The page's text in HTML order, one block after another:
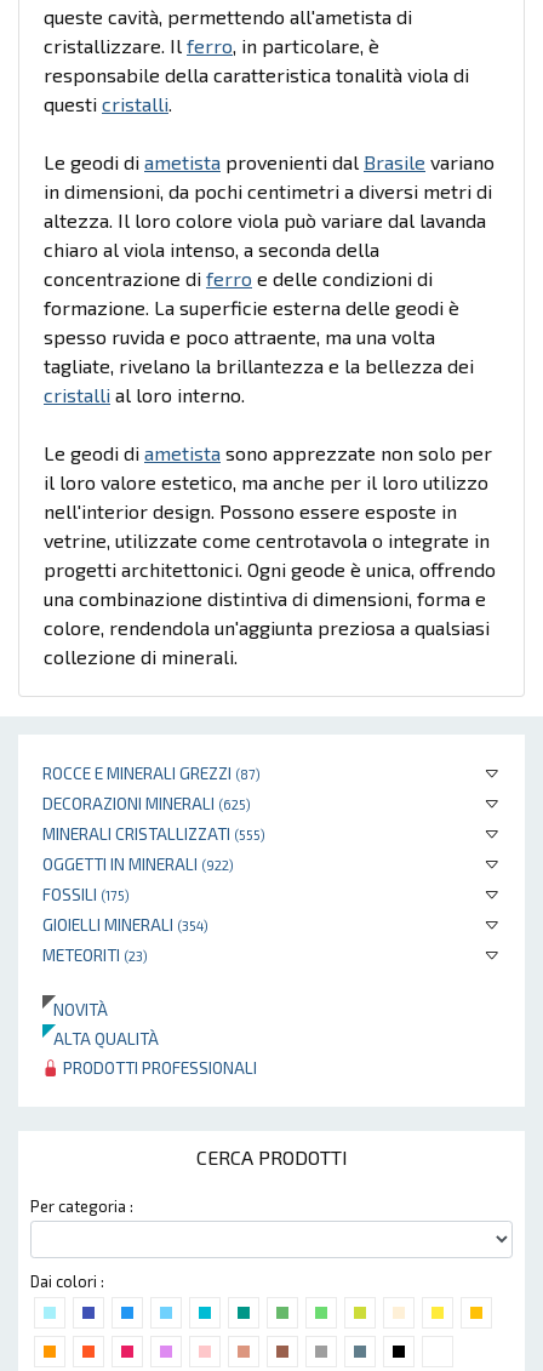
ROCCE E MINERALI GREZZI (87)
DECORAZIONI MINERALI (625)
MINERALI CRISTALLIZZATI (555)
OGGETTI IN MINERALI (922)
FOSSILI (175)
GIOIELLI MINERALI (354)
METEORITI (23)
NOVITÀ
ALTA QUALITÀ
PRODOTTI PROFESSIONALI
CERCA PRODOTTI
Per categoria :
Dai colori :
queste cavità, permettendo all'ametista di
cristallizzare. Il ferro, in particolare, è
responsabile della caratteristica tonalità viola di
questi cristalli.
Le geodi di ametista provenienti dal Brasile variano
in dimensioni, da pochi centimetri a diversi metri di
altezza. Il loro colore viola può variare dal lavanda
chiaro al viola intenso, a seconda della
concentrazione di ferro e delle condizioni di
formazione. La superficie esterna delle geodi è
spesso ruvida e poco attraente, ma una volta
tagliate, rivelano la brillantezza e la bellezza dei
cristalli al loro interno.
Le geodi di ametista sono apprezzate non solo per
il loro valore estetico, ma anche per il loro utilizzo
nell'interior design. Possono essere esposte in
vetrine, utilizzate come centrotavola o integrate in
progetti architettonici. Ogni geode è unica, offrendo
una combinazione distintiva di dimensioni, forma e
colore, rendendola un'aggiunta preziosa a qualsiasi
collezione di minerali.